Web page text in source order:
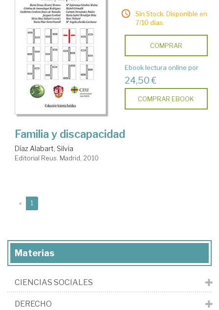
Sin Stock. Disponible en
7/10 días.
COMPRAR
Ebook lectura online por
24,50 €
COMPRAR EBOOK
Familia y discapacidad
Díaz Alabart, Silvia
Editorial Reus. Madrid, 2010
« 1
Materias
CIENCIAS SOCIALES
DERECHO